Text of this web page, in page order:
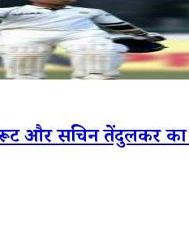
सचिन तेंदुलकर का